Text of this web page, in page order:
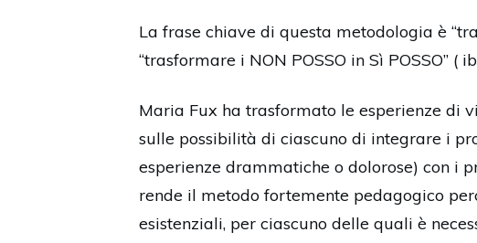
La frase chiave di questa metodologia è
“trasformare i NON POSSO in Sì POSSO” (
Maria Fux ha trasformato le esperienze di
sulle possibilità di ciascuno di integrare i
esperienze drammatiche o dolorose) con i
rende il metodo fortemente pedagogico
esistenziali, per ciascuno delle quali è